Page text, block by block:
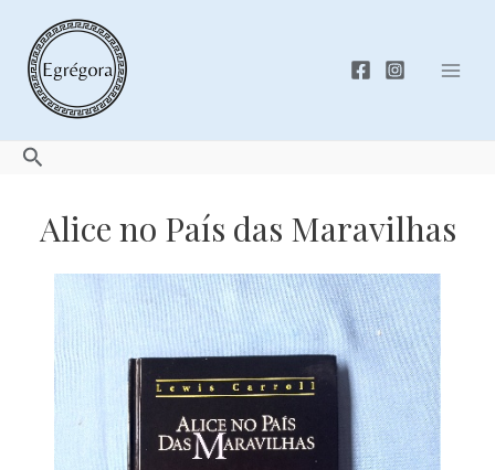
content
Search
Alice no País das Maravilhas